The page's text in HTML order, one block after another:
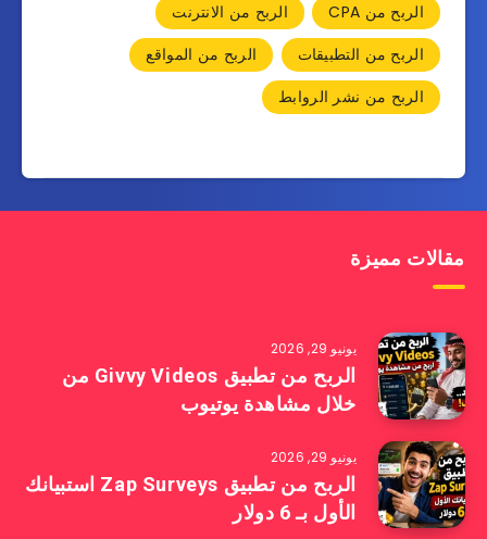
الربح من CPA
الربح من الانترنت
الربح من التطبيقات
الربح من المواقع
الربح من نشر الروابط
مقالات مميزة
يونيو 29, 2026
الربح من تطبيق Givvy Videos من
خلال مشاهدة يوتيوب
يونيو 29, 2026
الربح من تطبيق Zap Surveys استبيانك
الأول بـ 6 دولار